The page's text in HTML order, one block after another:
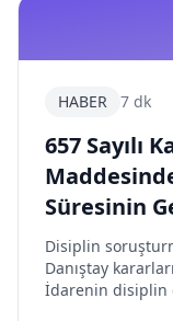
HABER 7 dk
657 Sayılı
Süresinin
Düşürücü
Disiplin
Danıştay
İdarenin disiplin